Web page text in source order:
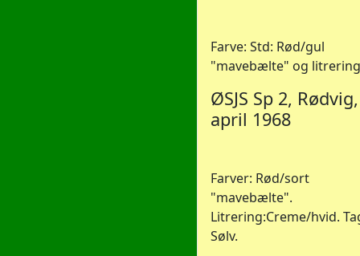
Farve: Std: Rød/gul
"mavebælte" og
ØSJS Sp 2,
april 1968
Farver: Rød/sort
"mavebælte".
Litrering:Creme/hvid.
Sølv.